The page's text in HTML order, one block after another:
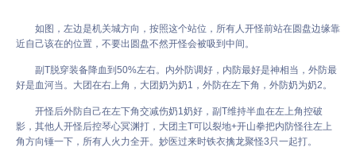
如图，左边是机关城方向，按照这个站位，所有人开怪前站在圆盘边缘靠
近自己该在的位置，不要出圆盘不然开怪会被吸到中间。
副T脱穿装备降血到50%左右。内外防调好，内防最好是神相当，外防最
好是血河当。大团在右上角，大团奶为奶1，外防在左下角，外防奶为奶2。
开怪后外防自己在左下角交减伤奶1奶好，副T维持半血在左上角控破
影，其他人开怪后控琴心冥渊打，大团主T可以裂地+开山拳把内防怪往左上
角方向锤一下，所有人火力全开。妙医过来时铁衣擒龙聚怪3只一起打。